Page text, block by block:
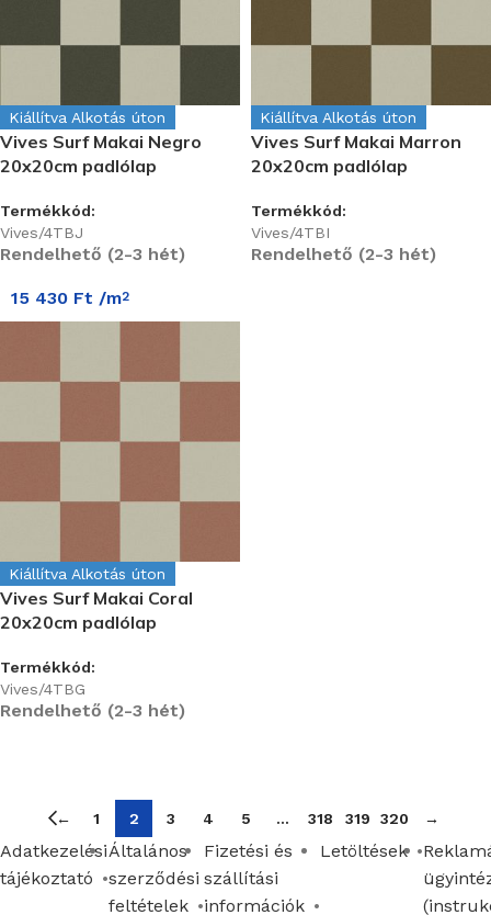
Kiállítva Alkotás úton
Vives Surf Makai Negro
20x20cm padlólap
Termékkód:
Vives/4TBJ
Rendelhető (2-3 hét)
Kiállítva Alkotás úton
Vives Surf Makai Marron
20x20cm padlólap
Termékkód:
Vives/4TBI
Rendelhető (2-3 hét)
15 430 Ft /m2
Kiállítva Alkotás úton
Vives Surf Makai Coral
20x20cm padlólap
Termékkód:
Vives/4TBG
Rendelhető (2-3 hét)
← 1 2 3 4 5 … 318 319 320 →
Adatkezelési
tájékoztató
Általános
szerződési
feltételek
Fizetési és
szállítási
információk
Letöltések